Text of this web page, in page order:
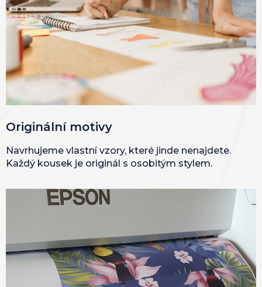
Originální motivy
Navrhujeme vlastní vzory, které jinde nenajdete.
Každý kousek je originál s osobitým stylem.